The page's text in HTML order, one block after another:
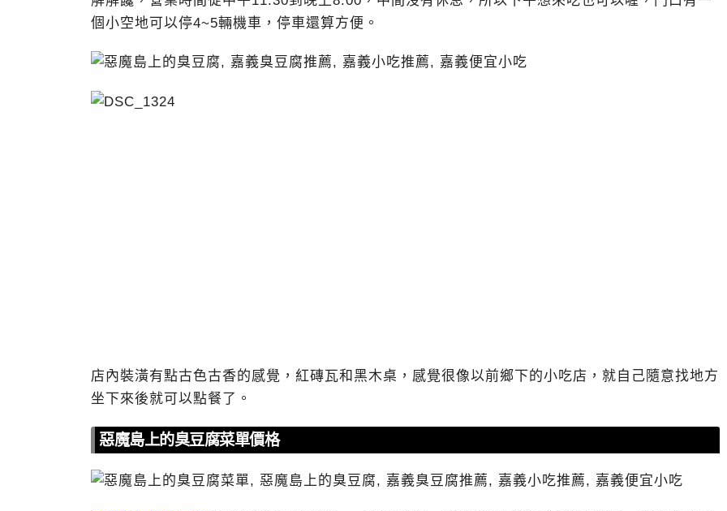
個小空地可以停4~5輛機車，停車還算方便。
店內裝潢有點古色古香的感覺，紅磚瓦和黑木桌，感覺很像以前鄉下的小吃店，就自己隨意找地方
坐下來後就可以點餐了。
惡魔島上的臭豆腐菜單價格